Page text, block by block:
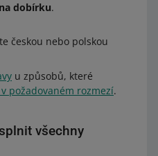
dobírku.
českou nebo polskou
u způsobů, které
požadovaném rozmezí.
všechny